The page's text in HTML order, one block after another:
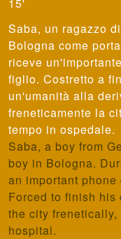
Saba, un ragazzo
Bologna come
riceve
figlio. Costretto a
un'umanità alla
freneticamente la
tempo in ospedale.
Saba, a boy from
boy in Bologna.
an important
Forced to finish his
the city
hospital.